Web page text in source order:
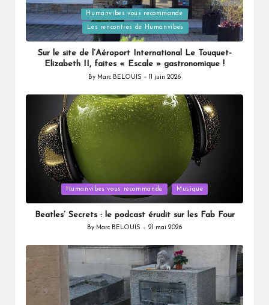
Posted
in
Humanvibes vous recommande
Les rencontres de Humanvibes
Sur le site de l’Aéroport International Le Touquet-
Elizabeth II, faites « Escale » gastronomique !
Posted
By Marc BELOUIS 11 juin 2026
in
Humanvibes vous recommande Musique
Beatles’ Secrets : le podcast érudit sur les Fab Four
Posted
By Marc BELOUIS 21 mai 2026